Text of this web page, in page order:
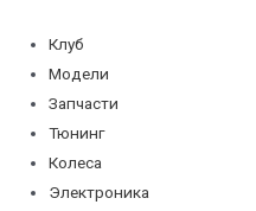
содержимому
Клуб
Модели
Запчасти
Тюнинг
Колеса
Электроника